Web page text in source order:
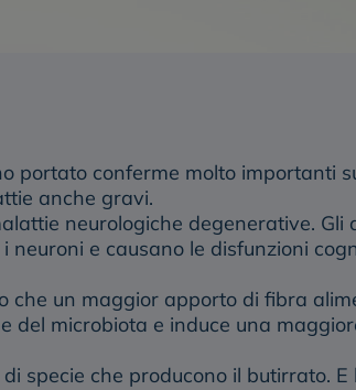
portato conferme molto importanti
anche gravi.
neurologiche degenerative. Gli
neuroni e causano le disfunzioni
che un maggior apporto di fibra
del microbiota e induce una
specie che producono il butirrato. E